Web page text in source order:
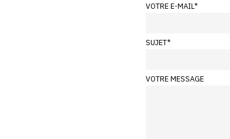
VOTRE E-MAIL*
SUJET*
VOTRE MESSAGE